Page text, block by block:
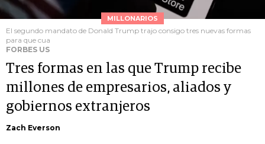
MILLONARIOS
El segundo mandato de Donald Trump trajo consigo tres nuevas formas
para que cua
FORBES US
Tres formas en las que Trump recibe
millones de empresarios, aliados y
gobiernos extranjeros
Zach Everson